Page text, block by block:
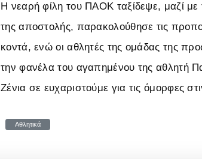
Η νεαρή φίλη του ΠΑΟΚ ταξίδεψε, μαζί με
της αποστολής, παρακολούθησε τις
κοντά, ενώ οι αθλητές της ομάδας της
την φανέλα του αγαπημένου της αθλητή
Ζένια σε ευχαριστούμε για τις όμορφες
Αθλητικά